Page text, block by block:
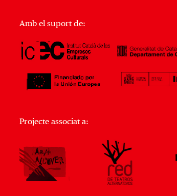
Amb el suport de:
Projecte associat a: